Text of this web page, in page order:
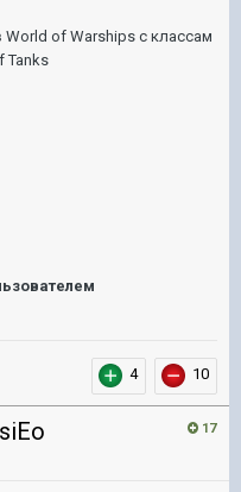
of Warships с классам
Tanks
4 10
17